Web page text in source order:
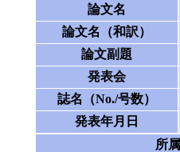
論文名
論文名（和訳）
論文副題
発表会
誌名（No./号数）
発表年月日
所